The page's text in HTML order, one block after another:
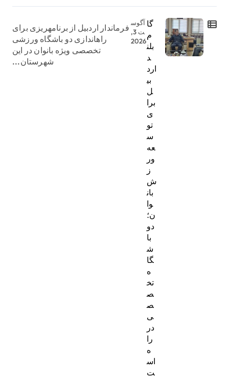
گا
م
بلن
د
ارد
بی
ل
برا
ی
تو
س
عه
ور
ز
ش
بان
وا
ن؛
دو
با
ش
گا
ه
تخ
ص
ص
ی
در
را
ه
اس
ت
آگوس
ت 3,
2026
فرماندار اردبیل از برنامهریزی برای
راهاندازی دو باشگاه ورزشی
تخصصی ویژه بانوان در این
شهرستان...